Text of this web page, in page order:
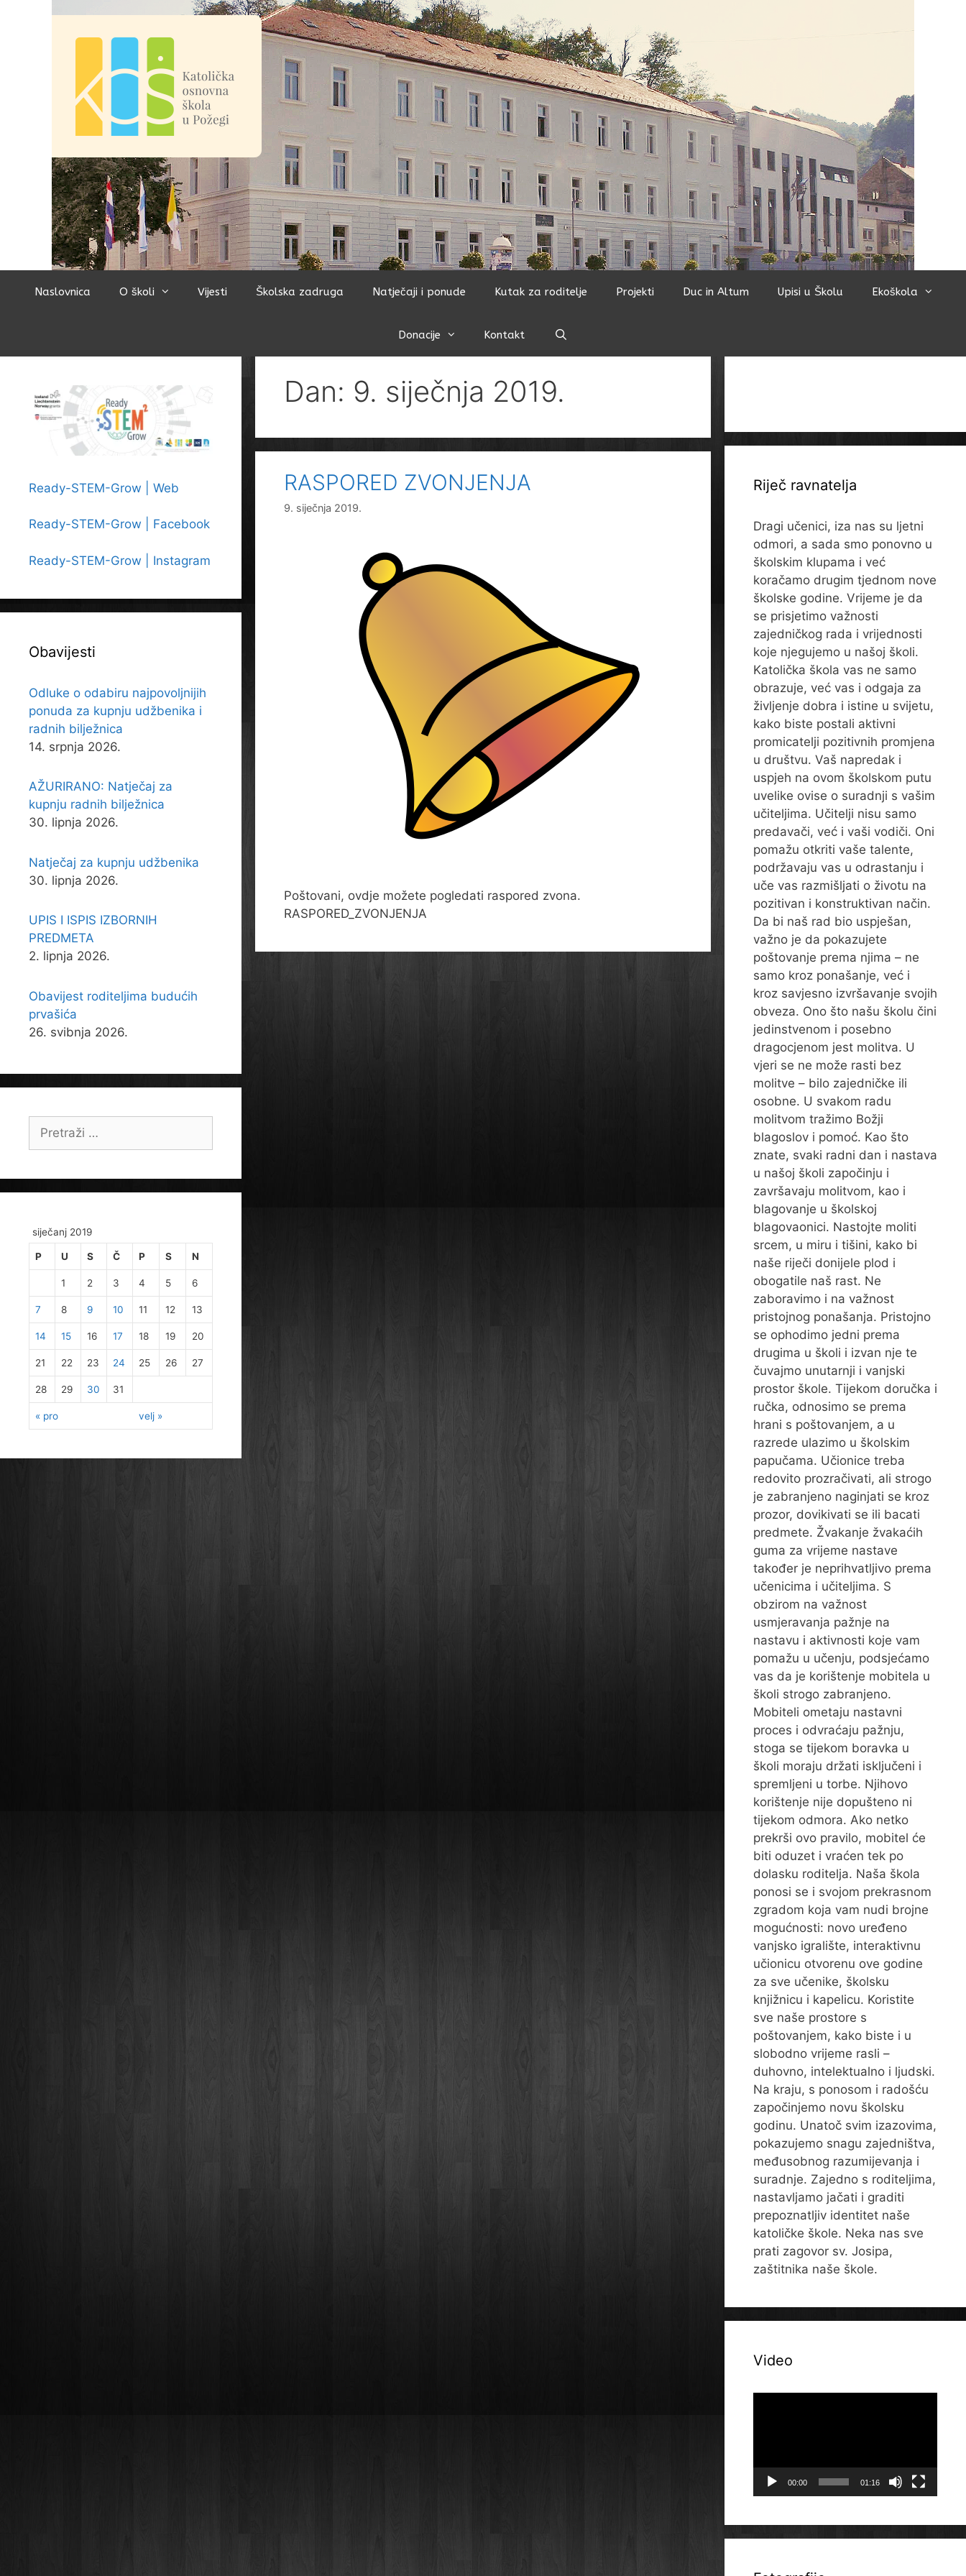
Naslovnica O školi Vijesti Školska zadruga Natječaji i ponude Kutak za roditelje Projekti Duc in Altum Upisi u Školu Ekoškola
Donacije Kontakt
Dan: 9. siječnja 2019.
RASPORED ZVONJENJA
9. siječnja 2019.
Poštovani, ovdje možete pogledati raspored zvona.
RASPORED_ZVONJENJA
Ready-STEM-Grow | Web
Ready-STEM-Grow | Facebook
Ready-STEM-Grow | Instagram
Obavijesti
Odluke o odabiru najpovoljnijih
ponuda za kupnju udžbenika i
radnih bilježnica
14. srpnja 2026.
AŽURIRANO: Natječaj za
kupnju radnih bilježnica
30. lipnja 2026.
Natječaj za kupnju udžbenika
30. lipnja 2026.
UPIS I ISPIS IZBORNIH
PREDMETA
2. lipnja 2026.
Obavijest roditeljima budućih
prvašića
26. svibnja 2026.
siječanj 2019
P U S Č P S N
« pro velj »
1 2 3 4 5 6
7 8 9 10 11 12 13
14 15 16 17 18 19 20
21 22 23 24 25 26 27
28 29 30 31
Riječ ravnatelja
Dragi učenici, iza nas su ljetni
odmori, a sada smo ponovno u
školskim klupama i već
koračamo drugim tjednom nove
školske godine. Vrijeme je da
se prisjetimo važnosti
zajedničkog rada i vrijednosti
koje njegujemo u našoj školi.
Katolička škola vas ne samo
obrazuje, već vas i odgaja za
življenje dobra i istine u svijetu,
kako biste postali aktivni
promicatelji pozitivnih promjena
u društvu. Vaš napredak i
uspjeh na ovom školskom putu
uvelike ovise o suradnji s vašim
učiteljima. Učitelji nisu samo
predavači, već i vaši vodiči. Oni
pomažu otkriti vaše talente,
podržavaju vas u odrastanju i
uče vas razmišljati o životu na
pozitivan i konstruktivan način.
Da bi naš rad bio uspješan,
važno je da pokazujete
poštovanje prema njima – ne
samo kroz ponašanje, već i
kroz savjesno izvršavanje svojih
obveza. Ono što našu školu čini
jedinstvenom i posebno
dragocjenom jest molitva. U
vjeri se ne može rasti bez
molitve – bilo zajedničke ili
osobne. U svakom radu
molitvom tražimo Božji
blagoslov i pomoć. Kao što
znate, svaki radni dan i nastava
u našoj školi započinju i
završavaju molitvom, kao i
blagovanje u školskoj
blagovaonici. Nastojte moliti
srcem, u miru i tišini, kako bi
naše riječi donijele plod i
obogatile naš rast. Ne
zaboravimo i na važnost
pristojnog ponašanja. Pristojno
se ophodimo jedni prema
drugima u školi i izvan nje te
čuvajmo unutarnji i vanjski
prostor škole. Tijekom doručka i
ručka, odnosimo se prema
hrani s poštovanjem, a u
razrede ulazimo u školskim
papučama. Učionice treba
redovito prozračivati, ali strogo
je zabranjeno naginjati se kroz
prozor, dovikivati se ili bacati
predmete. Žvakanje žvakaćih
guma za vrijeme nastave
također je neprihvatljivo prema
učenicima i učiteljima. S
obzirom na važnost
usmjeravanja pažnje na
nastavu i aktivnosti koje vam
pomažu u učenju, podsjećamo
vas da je korištenje mobitela u
školi strogo zabranjeno.
Mobiteli ometaju nastavni
proces i odvraćaju pažnju,
stoga se tijekom boravka u
školi moraju držati isključeni i
spremljeni u torbe. Njihovo
korištenje nije dopušteno ni
tijekom odmora. Ako netko
prekrši ovo pravilo, mobitel će
biti oduzet i vraćen tek po
dolasku roditelja. Naša škola
ponosi se i svojom prekrasnom
zgradom koja vam nudi brojne
mogućnosti: novo uređeno
vanjsko igralište, interaktivnu
učionicu otvorenu ove godine
za sve učenike, školsku
knjižnicu i kapelicu. Koristite
sve naše prostore s
poštovanjem, kako biste i u
slobodno vrijeme rasli –
duhovno, intelektualno i ljudski.
Na kraju, s ponosom i radošću
započinjemo novu školsku
godinu. Unatoč svim izazovima,
pokazujemo snagu zajedništva,
međusobnog razumijevanja i
suradnje. Zajedno s roditeljima,
nastavljamo jačati i graditi
prepoznatljiv identitet naše
katoličke škole. Neka nas sve
prati zagovor sv. Josipa,
zaštitnika naše škole.
Video
00:00 01:16